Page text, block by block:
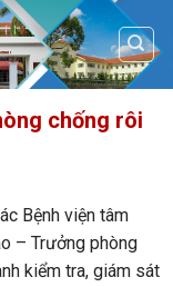
chống rôi
Bệnh viện tâm
– Trưởng phòng
kiểm tra, giám sát